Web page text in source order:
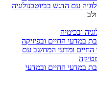
עם הדגש בביוטכנולוגיה
ובכימיה
במדעי החיים ובפיזיקה
החיים ומדעי המחשב עם
במדעי החיים ובמדעי